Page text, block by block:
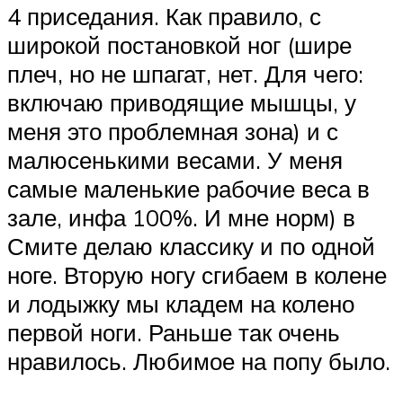
4 приседания. Как правило, с
широкой постановкой ног (шире
плеч, но не шпагат, нет. Для чего:
включаю приводящие мышцы, у
меня это проблемная зона) и с
малюсенькими весами. У меня
самые маленькие рабочие веса в
зале, инфа 100%. И мне норм) в
Смите делаю классику и по одной
ноге. Вторую ногу сгибаем в колене
и лодыжку мы кладем на колено
первой ноги. Раньше так очень
нравилось. Любимое на попу было.